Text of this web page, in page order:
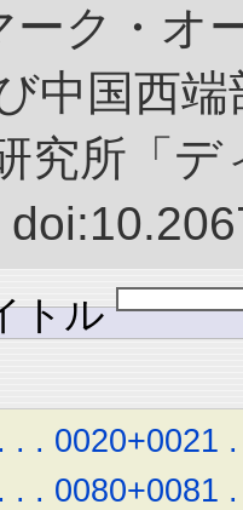
ーク・オ
中国西
究所「
トル
. . . 0020+0021 .
. . . 0080+0081 .